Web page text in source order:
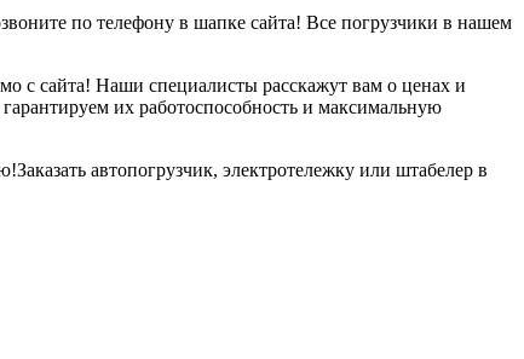
по телефону в шапке сайта! Все погрузчики в нашем
с сайта! Наши специалисты расскажут вам о ценах и
их работоспособность и максимальную
автопогрузчик, электротележку или штабелер в